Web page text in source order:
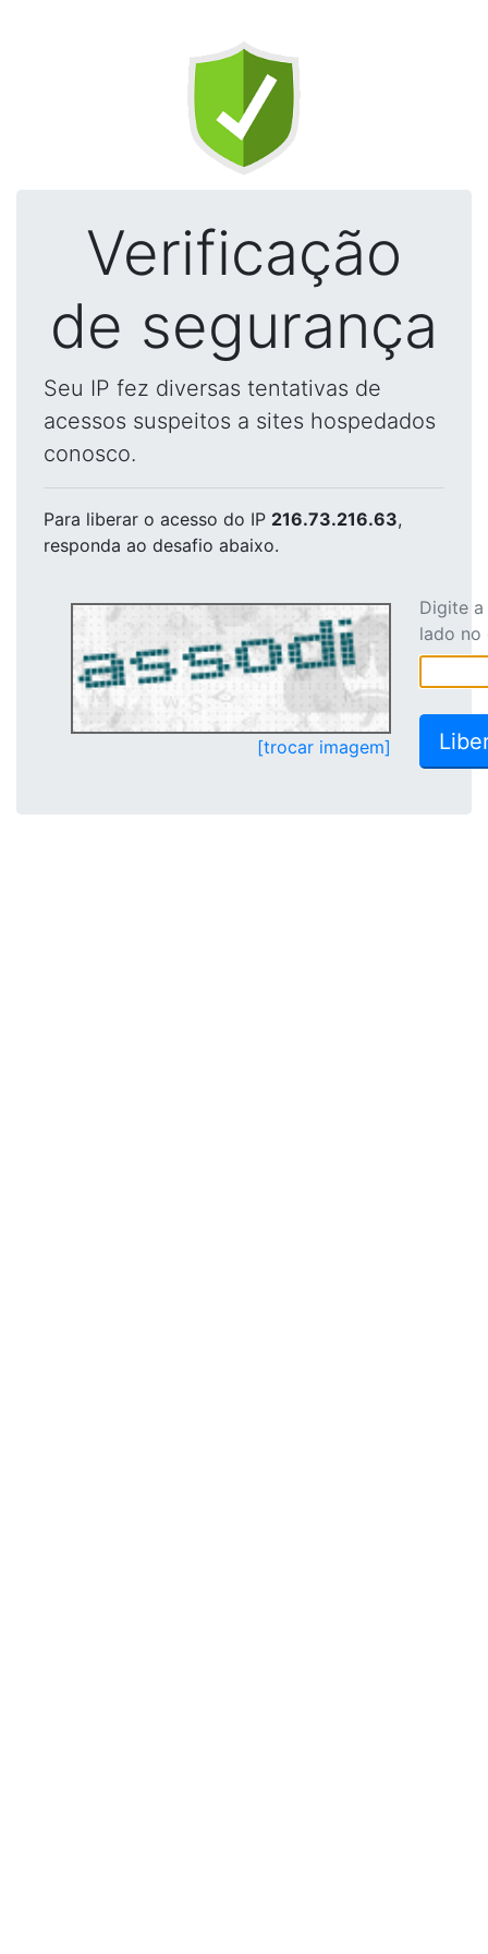
Verificação
de segurança
Seu IP fez diversas tentativas de
acessos suspeitos a sites hospedados
conosco.
Para liberar o acesso do IP 216.73.216.63,
responda ao desafio abaixo.
[trocar imagem]
Digite
lado no